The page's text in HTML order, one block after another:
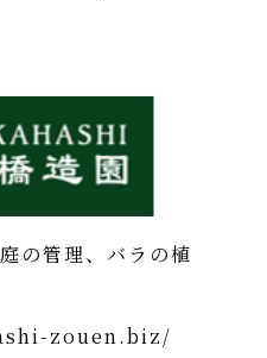
の管理、バラの植
zouen.biz/